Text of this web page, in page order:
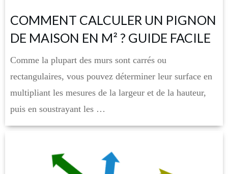
COMMENT CALCULER UN PIGNON
DE MAISON EN M² ? GUIDE FACILE
Comme la plupart des murs sont carrés ou
rectangulaires, vous pouvez déterminer leur surface en
multipliant les mesures de la largeur et de la hauteur,
puis en soustrayant les …